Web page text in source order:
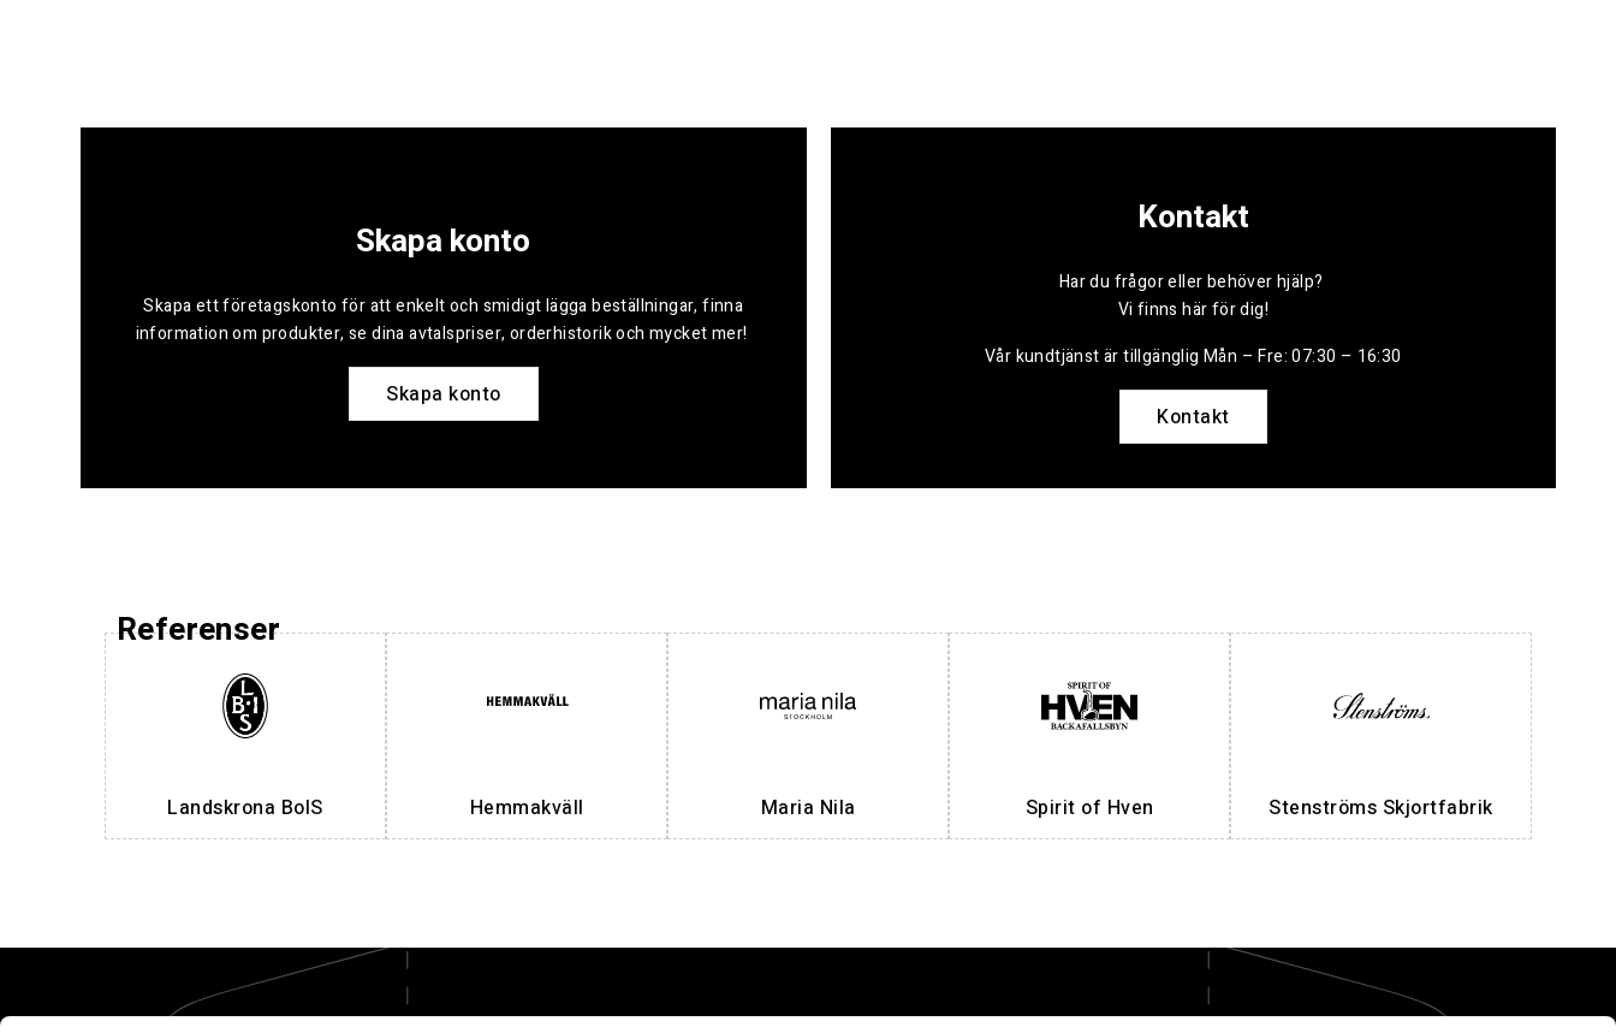
Skapa konto
Skapa ett företagskonto för att enkelt och smidigt lägga beställningar, finna
information om produkter, se dina avtalspriser, orderhistorik och mycket mer!
Skapa konto
Kontakt
Har du frågor eller behöver hjälp?
Vi finns här för dig!
Vår kundtjänst är tillgänglig Mån – Fre: 07:30 – 16:30
Kontakt
Referenser
Landskrona BoIS Hemmakväll Maria Nila Spirit of Hven Stenströms Skjortfabrik